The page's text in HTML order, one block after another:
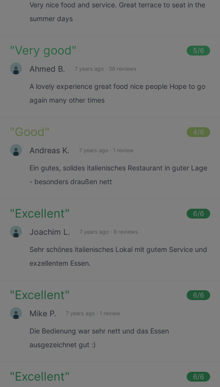
Very nice food and service. Great terrace to seat in the
summer days
"Very good" 5/6
Ahmed B. 7 years ago · 36 reviews
A lovely experience great food nice people Hope to go
again many other times
"Good" 4/6
Andreas K. 7 years ago · 1 review
Ein gutes, solides italienisches Restaurant in guter Lage
- besonders draußen nett
"Excellent" 6/6
Joachim L. 7 years ago · 9 reviews
Sehr schönes italienisches Lokal mit gutem Service und
exzellentem Essen.
"Excellent" 6/6
Mike P. 7 years ago · 1 review
Die Bedienung war sehr nett und das Essen
ausgezeichnet gut :)
"Excellent" 6/6